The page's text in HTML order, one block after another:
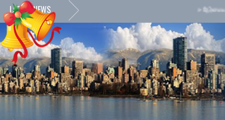
LATEST NEWS நேர்மையான